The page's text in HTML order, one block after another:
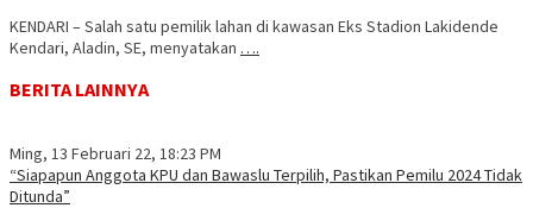
KENDARI – Salah satu pemilik lahan di kawasan Eks Stadion Lakidende
Kendari, Aladin, SE, menyatakan ….
BERITA LAINNYA
Ming, 13 Februari 22, 18:23 PM
“Siapapun Anggota KPU dan Bawaslu Terpilih, Pastikan Pemilu 2024 Tidak
Ditunda”